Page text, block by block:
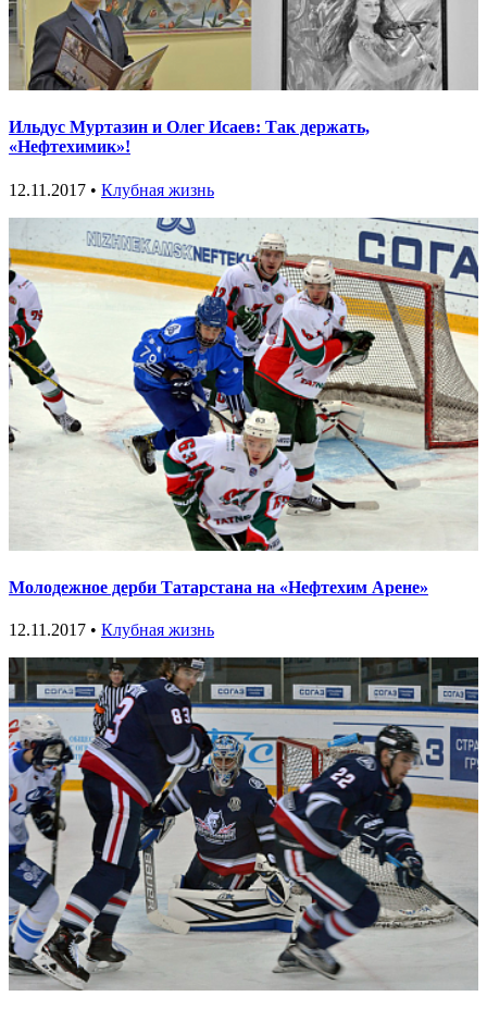
Ильдус Муртазин и Олег Исаев: Так держать,
«Нефтехимик»!
12.11.2017 • Клубная жизнь
Молодежное дерби Татарстана на «Нефтехим Арене»
12.11.2017 • Клубная жизнь